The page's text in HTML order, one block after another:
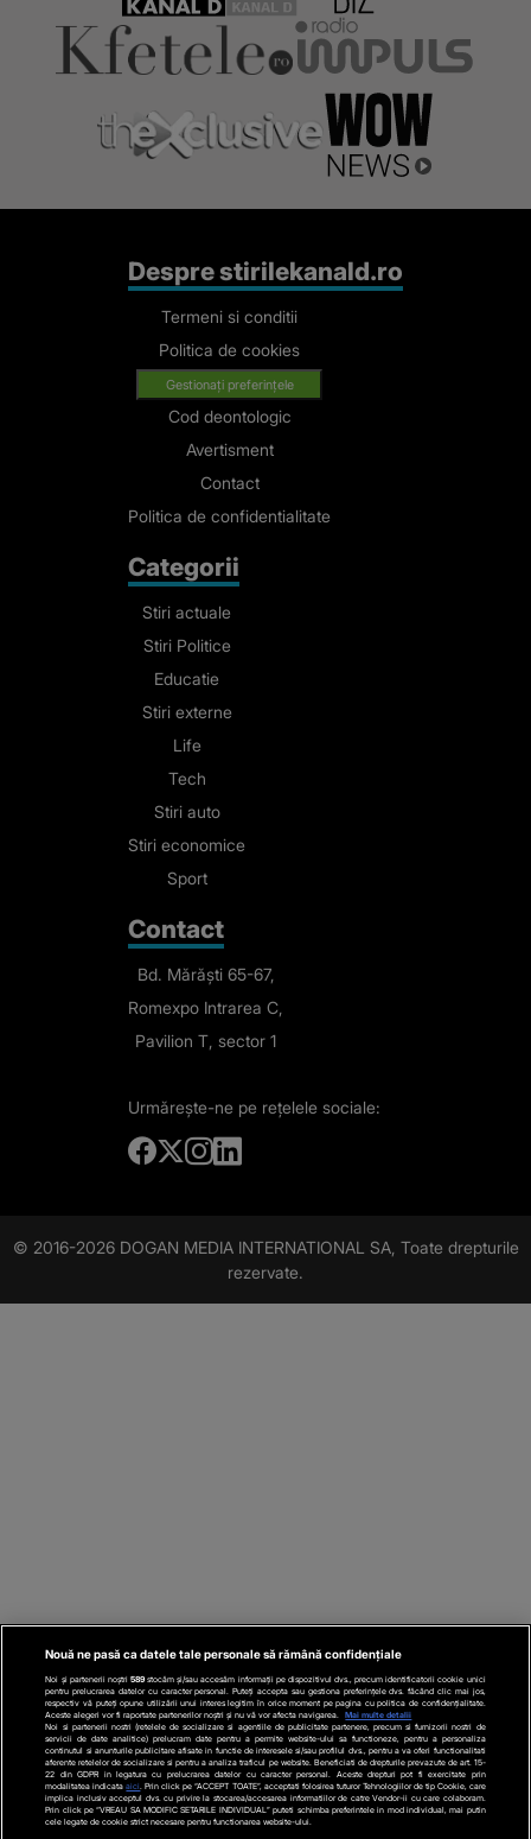
Despre stirilekanald.ro
Termeni si conditii
Politica de cookies
Gestionați preferințele
Cod deontologic
Avertisment
Contact
Politica de confidentialitate
Categorii
Stiri actuale
Stiri Politice
Educatie
Stiri externe
Life
Tech
Stiri auto
Stiri economice
Sport
Contact
Bd. Mărăști 65-67,
Romexpo Intrarea C,
Pavilion T, sector 1
Urmărește-ne pe rețelele sociale:
© 2016-2026 DOGAN MEDIA INTERNATIONAL SA, Toate drepturile
rezervate.
Nouă ne pasă ca datele tale personale să rămână confidențiale
Noi și partenerii noștri 589stocăm și/sau accesăm informații pe dispozitivul dvs., precum identificatorii cookie unici
pentru prelucrarea datelor cu caracter personal. Puteți accepta sau gestiona preferințele dvs. făcând clic mai jos,
respectiv vă puteți opune utilizării unui interes legitim în orice moment pe pagina cu politica de confidențialitate.
Aceste alegeri vor fi raportate partenerilor noștri și nu vă vor afecta navigarea.
Mai multe detalii
Noi si partenerii nostri (retelele de socializare si agentiile de publicitate partenere, precum si furnizorii nostri de
servicii de date analitice) prelucram date pentru a permite website-ului sa functioneze, pentru a personaliza
continutul si anunturile publicitare afisate in functie de interesele si/sau profilul dvs., pentru a va oferi functionalitati
aferente retelelor de socializare si pentru a analiza traficul pe website. Beneficiati de drepturile prevazute de art. 15-
22 din GDPR in legatura cu prelucrarea datelor cu caracter personal. Aceste drepturi pot fi exercitate prin
modalitatea indicataaici . Prin click pe “ACCEPT TOATE”, acceptati folosirea tuturor Tehnologiilor de tip Cookie, care
implica inclusiv acceptul dvs. cu privire la stocarea/accesarea informatiilor de catre Vendor-ii cu care colaboram.
Prin click pe “VREAU SA MODIFIC SETARILE INDIVIDUAL” puteti schimba preferintele in mod individual, mai putin
cele legate de cookie strict necesare pentru functionarea website-ului.